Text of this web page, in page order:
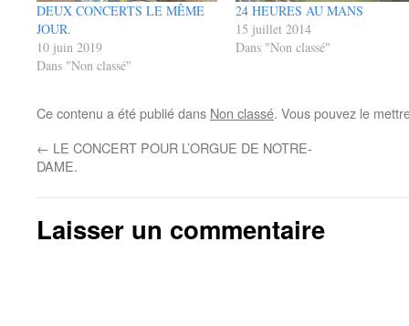
DEUX CONCERTS LE MÊME
JOUR.
10 juin 2019
Dans "Non classé"
24 HEURES AU MANS
15 juillet 2014
Dans "Non classé"
Ce contenu a été publié dans Non classé. Vous pouvez le
← LE CONCERT POUR L’ORGUE DE NOTRE-
DAME.
Laisser un commentaire